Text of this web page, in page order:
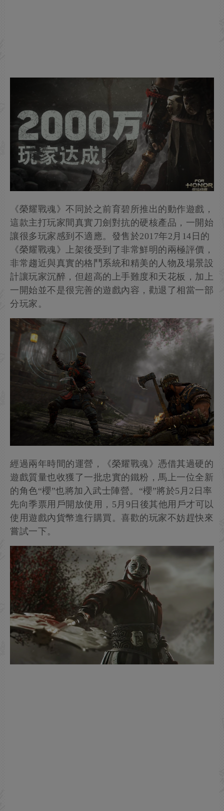
《榮耀戰魂》不同於之前育碧所推出的動作遊戲，
這款主打玩家間真實刀劍對抗的硬核產品，一開始
讓很多玩家感到不適應。發售於2017年2月14日的
《榮耀戰魂》上架後受到了非常鮮明的兩極評價，
非常趨近與真實的格鬥系統和精美的人物及場景設
計讓玩家沉醉，但超高的上手難度和天花板，加上
一開始並不是很完善的遊戲內容，勸退了相當一部
分玩家。
經過兩年時間的運營，《榮耀戰魂》憑借其過硬的
遊戲質量也收獲了一批忠實的鐵粉，馬上一位全新
的角色“櫻”也將加入武士陣營。“櫻”將於5月2日率
先向季票用戶開放使用，5月9日後其他用戶才可以
使用遊戲內貨幣進行購買。喜歡的玩家不妨趕快來
嘗試一下。